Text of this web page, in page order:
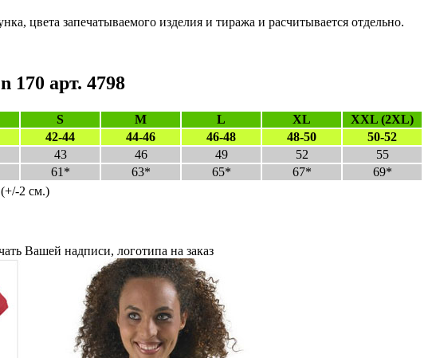
цвета запечатываемого изделия и тиража и расчитывается отдельно.
170 арт. 4798
S M L XL
XXL (2XL)
42-44 44-46 46-48 48-50
50-52
43 46 49 52
55
61* 63* 65* 67*
69*
2 см.)
Вашей надписи, логотипа на заказ